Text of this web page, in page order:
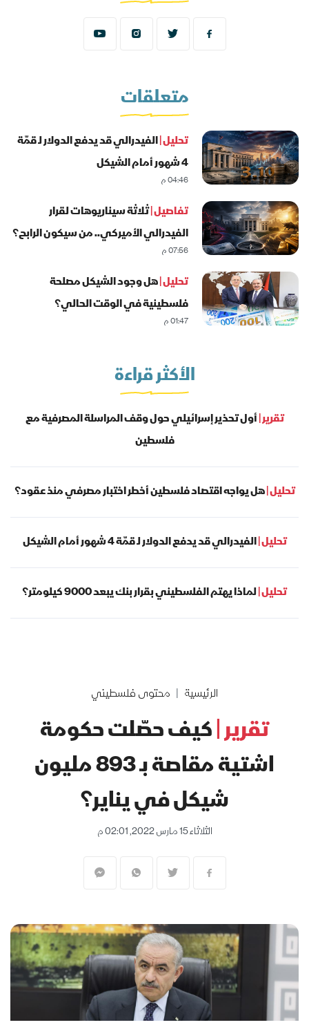
متعلقات
تحليل |الفيدرالي قد يدفع الدولار لـ قمّة
4 شهور أمام الشيكل
04:46 م
تفاصيل |ثلاثة سيناريوهات لقرار
الفيدرالي الأميركي.. من سيكون الرابح؟
07:56 م
تحليل |هل وجود الشيكل مصلحة
فلسطينية في الوقت الحالي؟
01:47 م
الأكثر قراءة
تقرير |أول تحذير إسرائيلي حول وقف المراسلة المصرفية مع
فلسطين
تحليل |هل يواجه اقتصاد فلسطين أخطر اختبار مصرفي منذ عقود؟
تحليل |الفيدرالي قد يدفع الدولار لـ قمّة 4 شهور أمام الشيكل
تحليل |لماذا يهتم الفلسطيني بقرار بنك يبعد 9000 كيلومتر؟
الرئيسية محتوى فلسطيني
تقرير |كيف حصّلت حكومة
اشتية مقاصة بـ 893 مليون
شيكل في يناير؟
الثلاثاء 15 مارس 2022, 02:01 م